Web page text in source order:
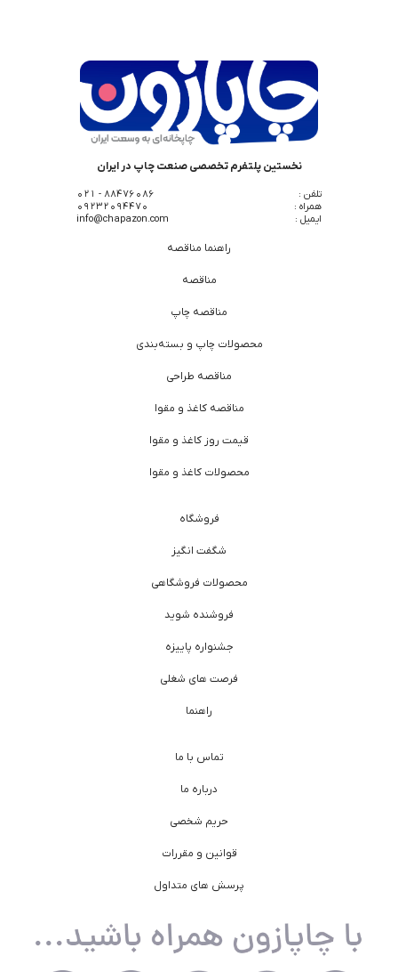
نخستین پلتفرم تخصصی صنعت چاپ در ایران
تلفن :
88476086 - 021
همراه :
09232094470
ایمیل :
info@chapazon.com
راهنما مناقصه
مناقصه
مناقصه چاپ
محصولات چاپ و بسته‌بندی
مناقصه طراحی
مناقصه کاغذ و مقوا
قیمت روز کاغذ و مقوا
محصولات کاغذ و مقوا
فروشگاه
شگفت انگیز
محصولات فروشگاهی
فروشنده شوید
جشنواره پاییزه
فرصت های شغلی
راهنما
تماس با ما
درباره ما
حریم شخصی
قوانین و مقررات
پرسش های متداول